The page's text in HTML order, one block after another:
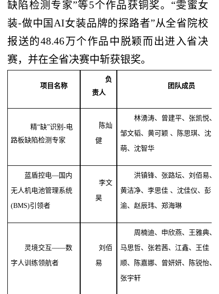
缺陷检测专家”等5个作品获铜奖。“雯蜜女
装-做中国AI女装品牌的探路者”从全省院校
报送的48.46万个作品中脱颖而出进入省决
赛，并在全省决赛中斩获银奖。
项目名称
负
责人
团队成员
精“缺”识别-电
路板缺陷检测专家
陈灿
健
林湧涛、曾建平、张凯悦、
邹文韬、黄可颖 、陈思琪、沈
萌、沈智华
蓝盾控电—国内
无人机电池管理系统
(BMS)引领者
李文
昊
洪镇锋、张路坛、刘佰易、
黄洁净、李思佳 、沈佳仪、彭
渝、赵辰玮、郑海琳
灵境交互——数
字人训练领航者
刘佰
易
周楠迪、申欣燕、王雅典、
马思哲、张若茜、江鑫、王佳
顺、陈嘉娜、曾妍妍、陈锐怡、
张宇轩